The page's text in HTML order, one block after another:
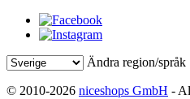
Ändra region/språk
© 2010-2026 niceshops GmbH -